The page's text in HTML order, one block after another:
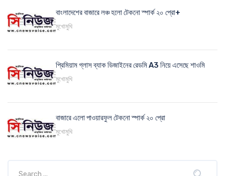
বাংলাদেশের বাজারে লঞ্চ হলো টেকনো স্পার্ক ২০ প্রো+
মুখোমুখি
প্রিমিয়াম গ্লাস ব্যাক ডিজাইনের রেডমি A3 নিয়ে এসেছে শাওমি
মুখোমুখি
বাজারে এলো পাওয়ারফুল টেকনো স্পার্ক ২০ প্রো
মুখোমুখি